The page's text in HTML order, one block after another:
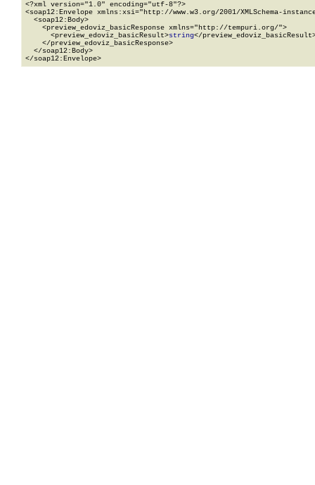
<?xml version="1.0" encoding="utf-8"?>
<soap12:Envelope xmlns:xsi="http://www.w3.org/2001/XMLSchema-
  <soap12:Body>
    <preview_edoviz_basicResponse xmlns="http://tempuri.org/">
      <preview_edoviz_basicResult>
string</
    </preview_edoviz_basicResponse>
  </soap12:Body>
</soap12:Envelope>